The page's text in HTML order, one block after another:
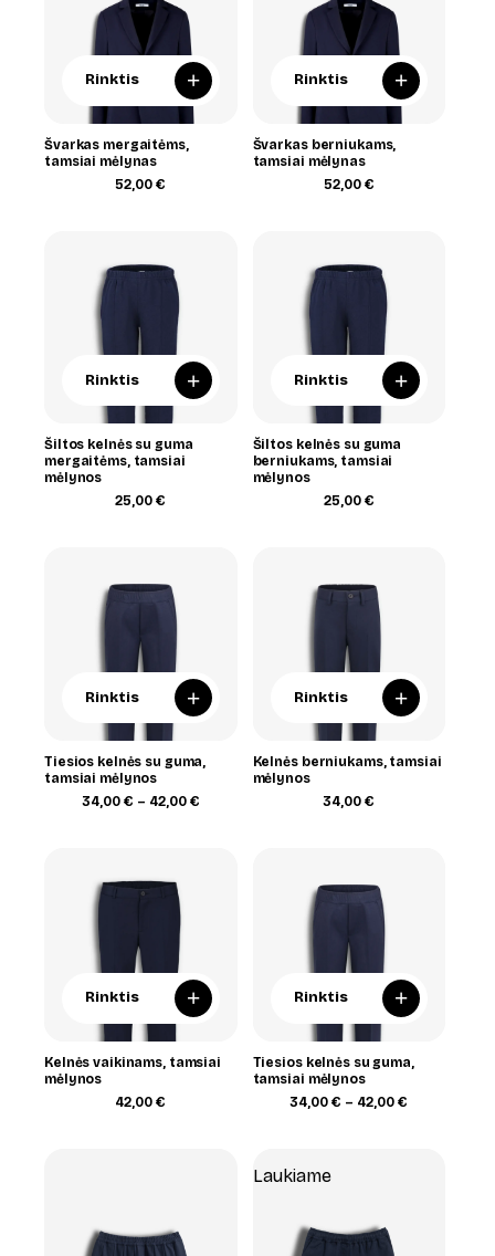
Rinktis +
Švarkas mergaitėms,
tamsiai mėlynas
52,00€
Rinktis +
Švarkas berniukams,
tamsiai mėlynas
52,00 €
Rinktis +
Šiltos kelnės su guma
mergaitėms, tamsiai
mėlynos
25,00€
Rinktis +
Šiltos kelnės su guma
berniukams, tamsiai
mėlynos
25,00 €
Rinktis +
Tiesios kelnės su guma,
tamsiai mėlynos
34,00 € – 42,00 €Price
Rinktis +
Kelnės berniukams, tamsiai
mėlynos
34,00€
Rinktis +
Kelnės vaikinams, tamsiai
mėlynos
42,00€
Rinktis +
Tiesios kelnės su guma,
tamsiai mėlynos
34,00€ – 42,00€
Laukiame